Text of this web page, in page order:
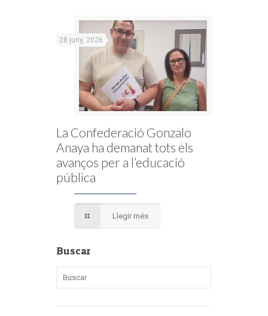
28 juny, 2026
La Confederació Gonzalo
Anaya ha demanat tots els
avanços per a l’educació
pública
Llegir més
Buscar